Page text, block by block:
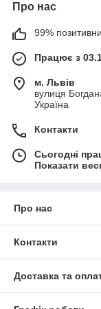
Про нас
99%
Працює з
м. Львів
вулиця
Україна
Контакти
Сьогодні
Показати
Про нас
Контакти
Доставка та